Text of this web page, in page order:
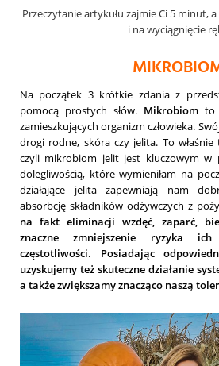
Przeczytanie artykułu zajmie Ci 5 minut,
i na wyciągnięcie
Na początek 3 krótkie zdania z
pomocą prostych słów. Mikrobiom to
zamieszkujących organizm człowieka.
drogi rodne, skóra czy jelita. To
czyli mikrobiom jelit jest kluczowym w
dolegliwością, które wymieniłam na
działające jelita zapewniają nam
absorbcję składników odżywczych z
na fakt eliminacji wzdęć, zaparć,
znaczne zmniejszenie ryzyka
częstotliwości. Posiadając
uzyskujemy też skuteczne działanie
a także zwiększamy znacząco naszą